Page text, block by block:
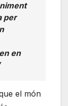
per
en
el món